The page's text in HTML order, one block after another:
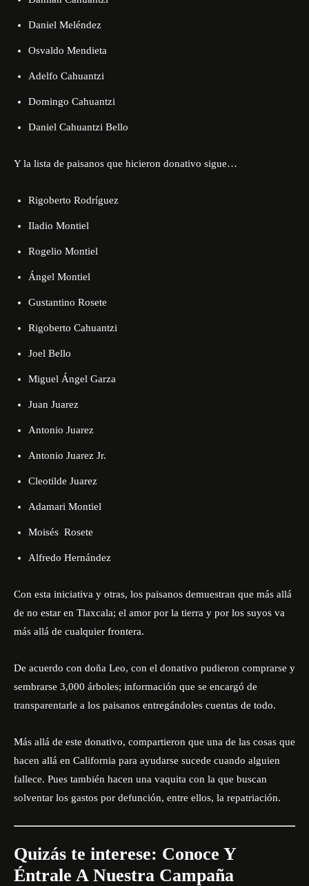
Daniel Meléndez
Osvaldo Mendieta
Adelfo Cahuantzi
Domingo Cahuantzi
Daniel Cahuantzi Bello
Y la lista de paisanos que hicieron donativo sigue…
Rigoberto Rodríguez
Iladio Montiel
Rogelio Montiel
Ángel Montiel
Gustantino Rosete
Rigoberto Cahuantzi
Joel Bello
Miguel Ángel Garza
Juan Juarez
Antonio Juarez
Antonio Juarez Jr.
Cleotilde Juarez
Adamari Montiel
Moisés Rosete
Alfredo Hernández
Con esta iniciativa y otras, los paisanos demuestran que más allá
de no estar en Tlaxcala; el amor por la tierra y por los suyos va
más allá de cualquier frontera.
De acuerdo con doña Leo, con el donativo pudieron comprarse y
sembrarse 3,000 árboles; información que se encargó de
transparentarle a los paisanos entregándoles cuentas de todo.
Más allá de este donativo, compartieron que una de las cosas que
hacen allá en California para ayudarse sucede cuando alguien
fallece. Pues también hacen una vaquita con la que buscan
solventar los gastos por defunción, entre ellos, la repatriación.
Quizás te interese: Conoce Y
Éntrale A Nuestra Campaña